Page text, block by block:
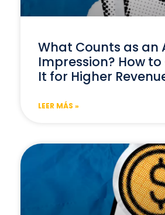
What Counts as an
Impression? How
It for Higher
LEER MÁS »